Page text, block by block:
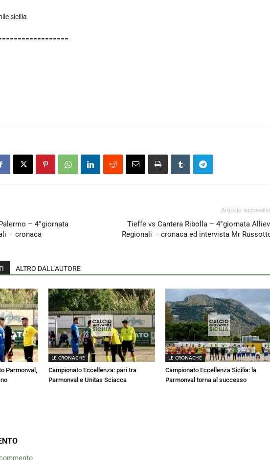
sicilia
– 4°giornata
– cronaca
Articolo
Tieffe vs Cantera Ribolla – 4°giornata
Regionali – cronaca ed intervista Mr
ALTRO DALL'AUTORE
Parmonval,
LE CRONACHE
Campionato Eccellenza: pari tra
Parmonval e Unitas Sciacca
LE CRONACHE
Campionato Eccellenza Sicilia: la
Parmonval torna al successo